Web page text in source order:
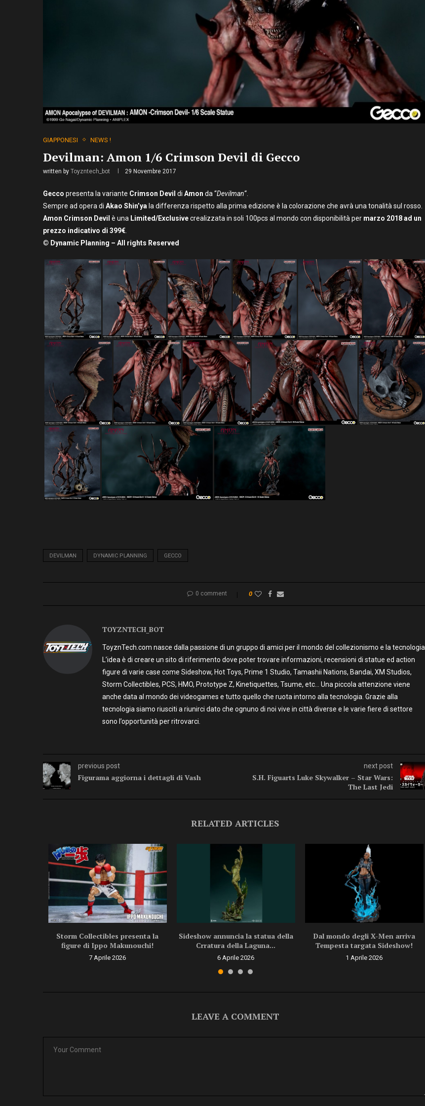
GIAPPONESI NEWS !
Devilman: Amon 1/6 Crimson Devil di Gecco
written by Toyzntech_bot 29 Novembre 2017
Gecco presenta la variante Crimson Devil di Amon da “Devilman“.
Sempre ad opera di Akao Shin’ya la differenza rispetto alla prima edizione è la colorazione che avrà una tonalità sul rosso.
Amon Crimson Devil è una Limited/Exclusivecrealizzata in soli 100pcs al mondo con disponibilità per marzo 2018 ad un
prezzo indicativo di 399€
© Dynamic Planning – All rights Reserved
DEVILMAN DYNAMIC PLANNING GECCO
0 comment 0
TOYZNTECH_BOT
ToyznTech.com nasce dalla passione di un gruppo di amici per il mondo del collezionismo e la tecnologia.
L’idea è di creare un sito di riferimento dove poter trovare informazioni, recensioni di statue ed action
figure di varie case come Sideshow, Hot Toys, Prime 1 Studio, Tamashii Nations, Bandai, XM Studios,
Storm Collectibles, PCS, HMO, Prototype Z, Kinetiquettes, Tsume, etc… Una piccola attenzione viene
anche data al mondo dei videogames e tutto quello che ruota intorno alla tecnologia. Grazie alla
tecnologia siamo riusciti a riunirci dato che ognuno di noi vive in città diverse e le varie fiere di settore
sono l’opportunità per ritrovarci.
previous post
Figurama aggiorna i dettagli di Vash
next post
S.H. Figuarts Luke Skywalker – Star Wars:
The Last Jedi
RELATED ARTICLES
Storm Collectibles presenta la
figure di Ippo Makunouchi!
7 Aprile 2026
Sideshow annuncia la statua della
Crratura della Laguna...
6 Aprile 2026
Dal mondo degli X-Men arriva
Tempesta targata Sideshow!
1 Aprile 2026
LEAVE A COMMENT